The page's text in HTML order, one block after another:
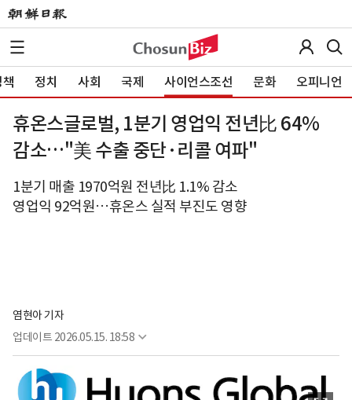
정치 사회 국제 사이언스조선 문화 오피니언
휴온스글로벌, 1분기 영업익 전년比 64%
감소…"美 수출 중단·리콜 여파"
1분기 매출 1970억원 전년比 1.1% 감소
영업익 92억원…휴온스 실적 부진도 영향
염현아 기자
업데이트 2026.05.15. 18:58